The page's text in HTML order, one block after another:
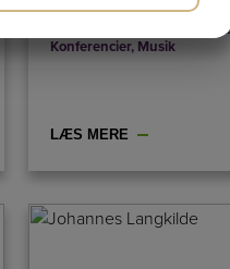
Konferencier, Musik
LÆS MERE
STATISTIK